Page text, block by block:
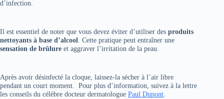
d’infection.
Il est essentiel de noter que vous devez éviter d’utiliser des produits
nettoyants à base d’alcool . Cette pratique peut entraîner une
sensation de brûlure et aggraver l’irritation de la peau.
Après avoir désinfecté la cloque, laissez-la sécher à l’air libre
pendant un court moment. Pour plus d’information, suivez à la lettre
les conseils du célèbre docteur dermatologue Paul Dupont